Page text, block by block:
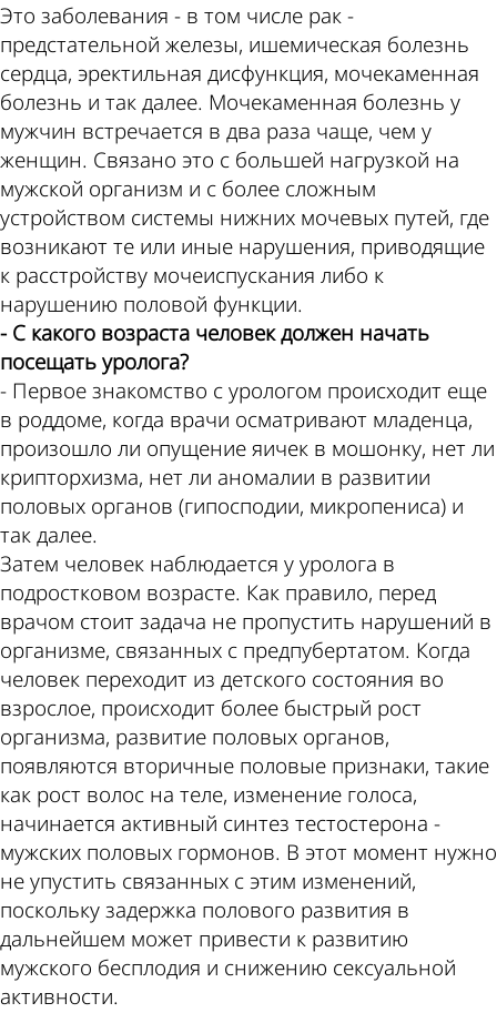
Это заболевания - в том числе рак -
предстательной железы, ишемическая болезнь
сердца, эректильная дисфункция, мочекаменная
болезнь и так далее. Мочекаменная болезнь у
мужчин встречается в два раза чаще, чем у
женщин. Связано это с большей нагрузкой на
мужской организм и с более сложным
устройством системы нижних мочевых путей, где
возникают те или иные нарушения, приводящие
к расстройству мочеиспускания либо к
нарушению половой функции.
- С какого возраста человек должен начать
посещать уролога?
- Первое знакомство с урологом происходит еще
в роддоме, когда врачи осматривают младенца,
произошло ли опущение яичек в мошонку, нет ли
крипторхизма, нет ли аномалии в развитии
половых органов (гипосподии, микропениса) и
так далее.
Затем человек наблюдается у уролога в
подростковом возрасте. Как правило, перед
врачом стоит задача не пропустить нарушений в
организме, связанных с предпубертатом. Когда
человек переходит из детского состояния во
взрослое, происходит более быстрый рост
организма, развитие половых органов,
появляются вторичные половые признаки, такие
как рост волос на теле, изменение голоса,
начинается активный синтез тестостерона -
мужских половых гормонов. В этот момент нужно
не упустить связанных с этим изменений,
поскольку задержка полового развития в
дальнейшем может привести к развитию
мужского бесплодия и снижению сексуальной
активности.